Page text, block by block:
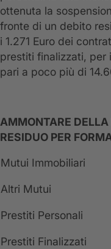
ottenuta la
fronte di un debito
i 1.271 Euro dei
prestiti finalizzati, per
pari a poco più di
AMMONTARE DELLA
RESIDUO PER
Mutui Immobiliari
Altri Mutui
Prestiti Personali
Prestiti Finalizzati